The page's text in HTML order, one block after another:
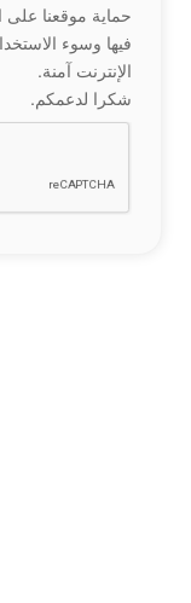
حماية موقعنا على
فيها وسوء
الإنترنت آمنة.
شكرا لدعمكم.